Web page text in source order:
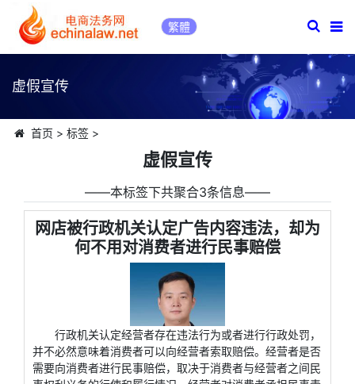
繁體
虚假宣传
首页 > 标签>
虚假宣传
――本标签下共聚合3条信息――
网店被行政机关认定广告内容违法，却为
何不用对消费者进行民事赔偿
行政机关认定经营者存在违法行为或者进行行政处罚，
并不必然意味着消费者可以向经营者索取赔偿。经营者是否
需要向消费者进行民事赔偿，取决于消费者与经营者之间民